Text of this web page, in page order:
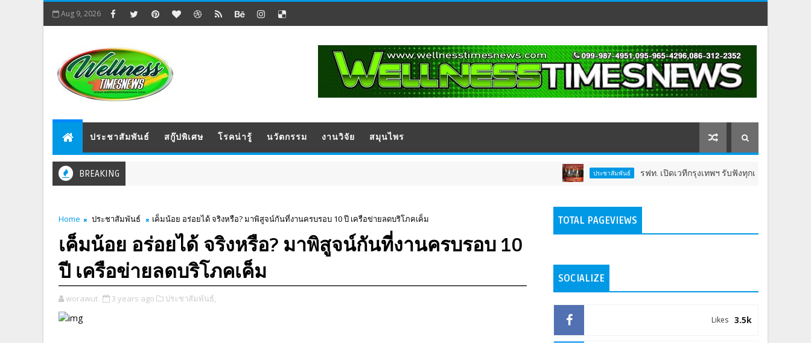
Aug 9, 2026
ประชาสัมพันธ์ สกู๊ปพิเศษ โรคน่ารู้ นวัตกรรม งานวิจัย สมุนไพร
BREAKING ประชาสัมพันธ์ รฟท. เปิดเวทีกรุงเทพฯ รับฟังทุกเสียงต่อโครงการรถไ
Home ประชาสัมพันธ์ เค็มน้อย อร่อยได้ จริงหรือ? มาพิสูจน์กันที่งานครบรอบ 10 ปี เครือข่ายลดบริโภคเค็ม
เค็มน้อย อร่อยได้ จริงหรือ? มาพิสูจน์กันที่งานครบรอบ 10
ปี เครือข่ายลดบริโภคเค็ม
worawut 3 years ago ประชาสัมพันธ์,
TOTAL PAGEVIEWS
SOCIALIZE
3.5k
Likes